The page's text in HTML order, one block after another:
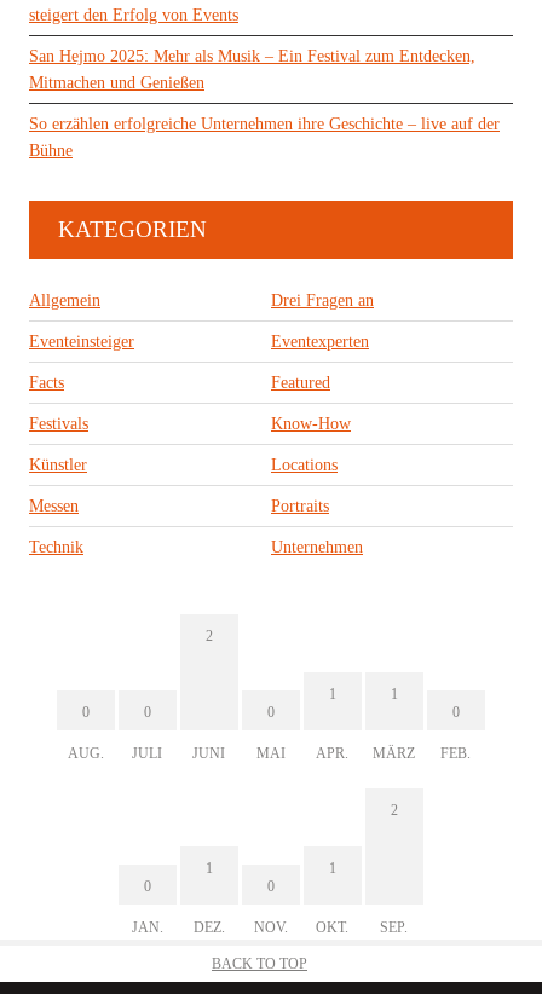
steigert den Erfolg von Events
San Hejmo 2025: Mehr als Musik – Ein Festival zum Entdecken,
Mitmachen und Genießen
So erzählen erfolgreiche Unternehmen ihre Geschichte – live auf der
Bühne
KATEGORIEN
Allgemein Drei Fragen an
Eventeinsteiger Eventexperten
Facts Featured
Festivals Know-How
Künstler Locations
Messen Portraits
Technik Unternehmen
0
AUG.
0
JULI
2
JUNI
0
MAI
1
APR.
1
MÄRZ
0
FEB.
0
JAN.
1
DEZ.
0
NOV.
1
OKT.
2
SEP.
BACK TO TOP